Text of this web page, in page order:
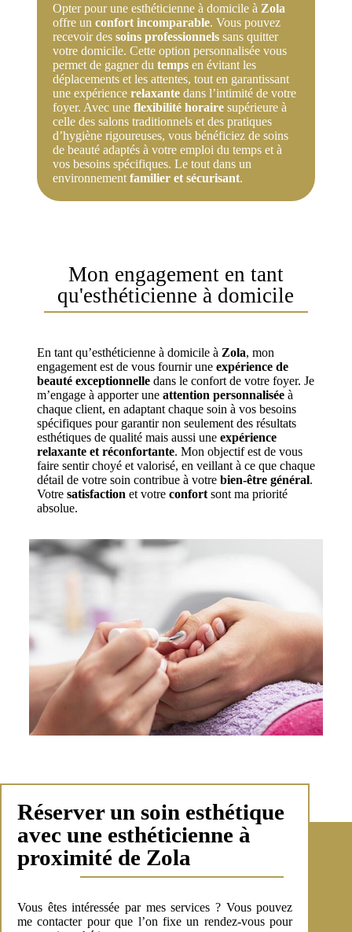
Opter pour une esthéticienne à domicile à Zola
offre un confort incomparable. Vous pouvez
recevoir des soins professionnelssans quitter
votre domicile. Cette option personnalisée vous
permet de gagner du tempsen évitant les
déplacements et les attentes, tout en garantissant
une expérience relaxantedans l’intimité de votre
foyer. Avec une flexibilité horairesupérieure à
celle des salons traditionnels et des pratiques
d’hygiène rigoureuses, vous bénéficiez de soins
de beauté adaptés à votre emploi du temps et à
vos besoins spécifiques. Le tout dans un
environnement familier et sécurisant.
Mon engagement en tant
qu'esthéticienne à domicile
En tant qu’esthéticienne à domicile à Zola, mon
engagement est de vous fournir une expérience de
beauté exceptionnelledans le confort de votre foyer. Je
m’engage à apporter une attention personnaliséeà
chaque client, en adaptant chaque soin à vos besoins
spécifiques pour garantir non seulement des résultats
esthétiques de qualité mais aussi une expérience
relaxante et réconfortante. Mon objectif est de vous
faire sentir choyé et valorisé, en veillant à ce que chaque
détail de votre soin contribue à votre bien-être général.
Votre satisfaction et votre confortsont ma priorité
absolue.
Réserver un soin esthétique
avec une esthéticienne à
proximité de Zola
Vous êtes intéressée par mes services ? Vous pouvez
me contacter pour que l’on fixe un rendez-vous pour